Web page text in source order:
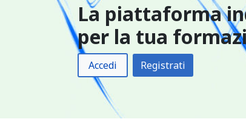
La piattaforma
per la tua
Accedi Registrati